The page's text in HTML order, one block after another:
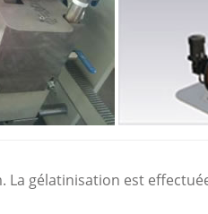
La gélatinisation est